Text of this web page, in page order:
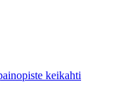
keikahti